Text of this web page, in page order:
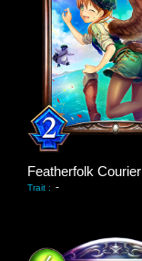
Featherfolk Courier
Trait : -